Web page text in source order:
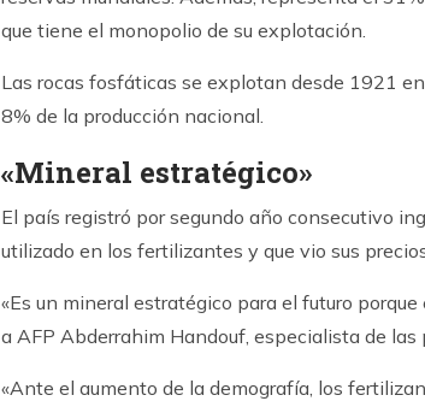
que tiene el monopolio de su explotación.
Las rocas fosfáticas se explotan desde 1921
8% de la producción nacional.
«Mineral estratégico»
El país registró por segundo año consecutivo
utilizado en los fertilizantes y que vio sus
«Es un mineral estratégico para el futuro
a AFP Abderrahim Handouf, especialista de las
«Ante el aumento de la demografía, los